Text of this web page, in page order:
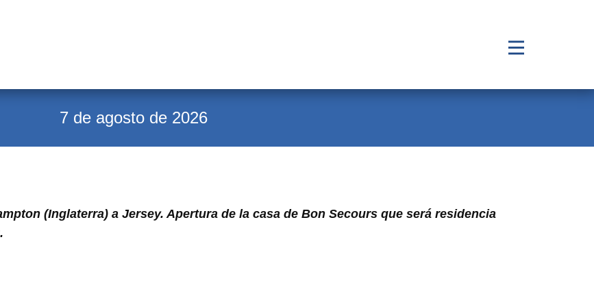
7 de agosto de 2026
(Inglaterra) a Jersey. Apertura de la casa de Bon Secours que será residencia